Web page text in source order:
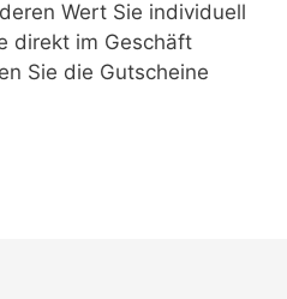
Wert Sie individuell
direkt im Geschäft
Sie die Gutscheine